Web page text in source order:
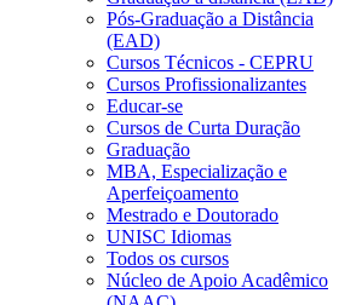
Pós-Graduação a Distância
(EAD)
Cursos Técnicos - CEPRU
Cursos Profissionalizantes
Educar-se
Cursos de Curta Duração
Graduação
MBA, Especialização e
Aperfeiçoamento
Mestrado e Doutorado
UNISC Idiomas
Todos os cursos
Núcleo de Apoio Acadêmico